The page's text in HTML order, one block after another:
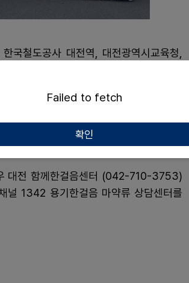
국철도공사 대전역, 대전광역시교육청,
개구 보건소 등 8개 기관 관계자들은 26
유관기관 합동 캠페인을 지속 실시해 마
준 40여분께 감사인사를 전한다"고 말
대전 함께한걸음센터 (042-710-3753)
널 1342 용기한걸음 마약류 상담센터를
Failed to fetch
확인